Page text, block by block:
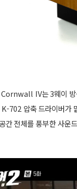
Cornwall IV는 3웨이 방
K-702 압축 드라이버가
간 전체를 풍부한 사운